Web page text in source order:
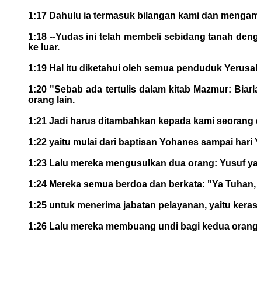
1:17 Dahulu ia termasuk bilangan kami dan
1:18 --Yudas ini telah membeli sebidang tanah
ke luar.
1:19 Hal itu diketahui oleh semua penduduk
1:20 "Sebab ada tertulis dalam kitab Mazmur:
orang lain.
1:21 Jadi harus ditambahkan kepada kami
1:22 yaitu mulai dari baptisan Yohanes sampai
1:23 Lalu mereka mengusulkan dua orang: Yusuf
1:24 Mereka semua berdoa dan berkata: "Ya
1:25 untuk menerima jabatan pelayanan, yaitu
1:26 Lalu mereka membuang undi bagi kedua